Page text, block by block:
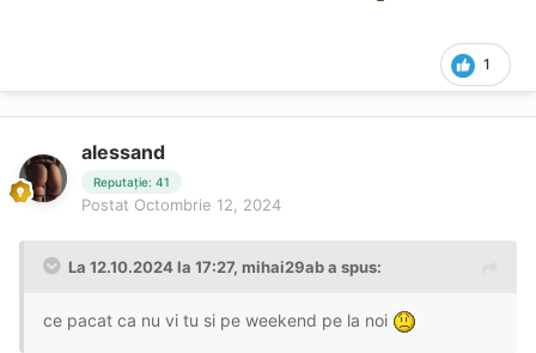
1
alessand
Reputație: 41
Postat Octombrie 12, 2024
La 12.10.2024 la 17:27, mihai29aba spus:
ce pacat ca nu vi tu si pe weekend pe la noi